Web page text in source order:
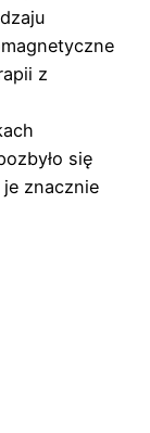
z
się
znacznie